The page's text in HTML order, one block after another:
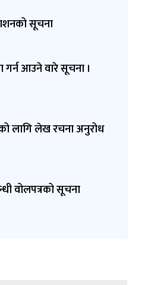
सूचना
गर्न आउने वारे सूचना ।
लागि लेख रचना अनुरोध
वोलपत्रको सूचना